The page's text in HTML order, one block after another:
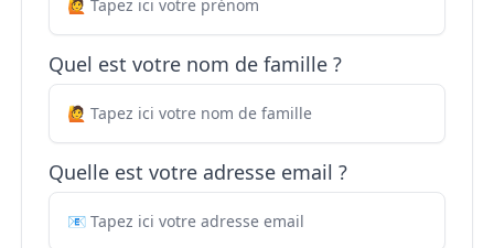
Quel est votre nom de famille ?
Quelle est votre adresse email ?